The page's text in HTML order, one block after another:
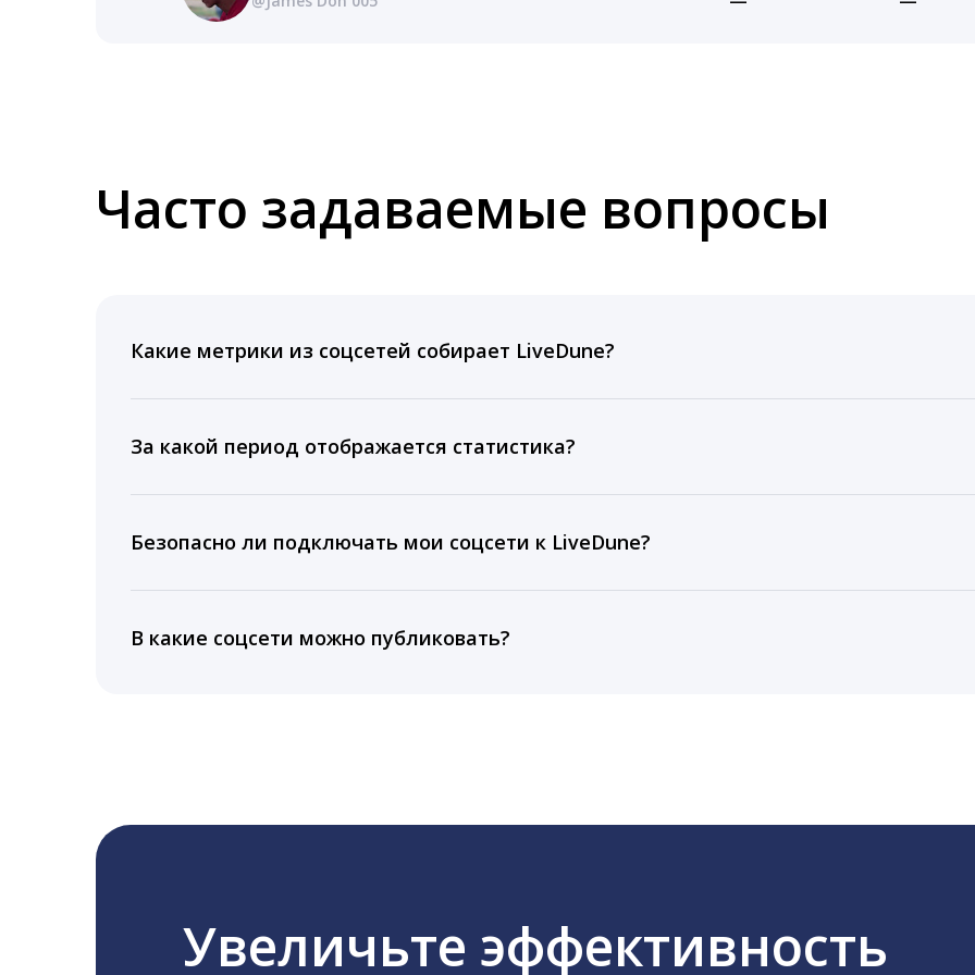
Часто задаваемые вопросы
Какие метрики из соцсетей собирает LiveDune?
время для публикации, показываем лучшие посты и присылаем автоматические отчеты с
За какой период отображается статистика?
подключении тарифа Блогер. При оплате тарифа Бизнес отображаются сведения за 3 года, а
5 лет.
Безопасно ли подключать мои соцсети к LiveDune?
информацию третьим лицам.
В какие соцсети можно публиковать?
Увеличьте эффективность